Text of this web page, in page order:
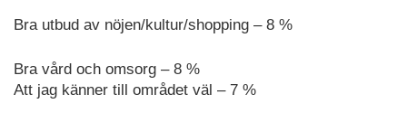
Bra utbud av nöjen/kultur/shopping – 8 %
Bra vård och omsorg – 8 %
Att jag känner till området väl – 7 %